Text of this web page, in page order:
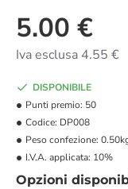
5.00 €
Iva esclusa 4.55 €
DISPONIBILE
Punti premio: 50
Codice: DP008
Peso confezione:
I.V.A. applicata: 10%
Opzioni